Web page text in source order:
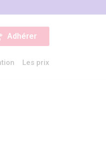
Adhérer
Les prix